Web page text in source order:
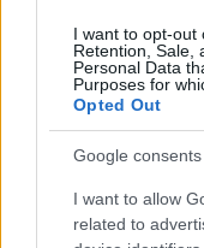
I want to opt-out
Retention, Sale,
Personal Data
Purposes for
Opted Out
Google consents
I want to allow
related to
Il Córdoba ha
sconfitto il Rayo
5 Nuova Zelanda:
neve a bassa